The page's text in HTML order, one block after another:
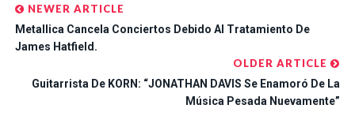
NEWER ARTICLE
Metallica Cancela Conciertos Debido Al Tratamiento De
James Hatfield.
OLDER ARTICLE
Guitarrista De KORN: “JONATHAN DAVIS Se Enamoró De La
Música Pesada Nuevamente”